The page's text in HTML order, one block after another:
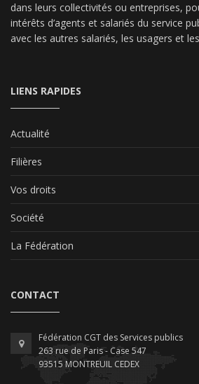
dans leurs collectivités ou entreprises,
intérêts d’agents et salariés du service
avec les autres salariés, les usagers et
LIENS RAPIDES
Actualité
Filières
Vos droits
Société
La Fédération
CONTACT
Fédération CGT des Services publics
263 rue de Paris - Case 547
93515 MONTREUIL CEDEX